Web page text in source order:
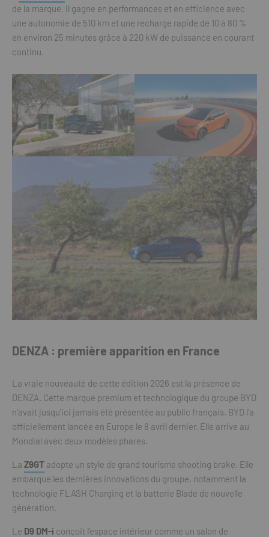
de la marque. Il gagne en performances et en efficience avec
une autonomie de 510 km et une recharge rapide de 10 à 80 %
en environ 25 minutes grâce à 220 kW de puissance en courant
continu.
DENZA : première apparition en France
La vraie nouveauté de cette édition 2026 est la présence de
DENZA. Cette marque premium et technologique du groupe BYD
n’avait jusqu’ici jamais été présentée au public français. BYD l’a
officiellement lancée en Europe le 8 avril dernier. Elle arrive au
Mondial avec deux modèles phares.
La Z9GT adopte un style de grand tourisme shooting brake. Elle
embarque les dernières innovations du groupe, notamment la
technologie FLASH Charging et la batterie Blade de nouvelle
génération.
Le D9 DM-i conçoit l’espace intérieur comme un salon de